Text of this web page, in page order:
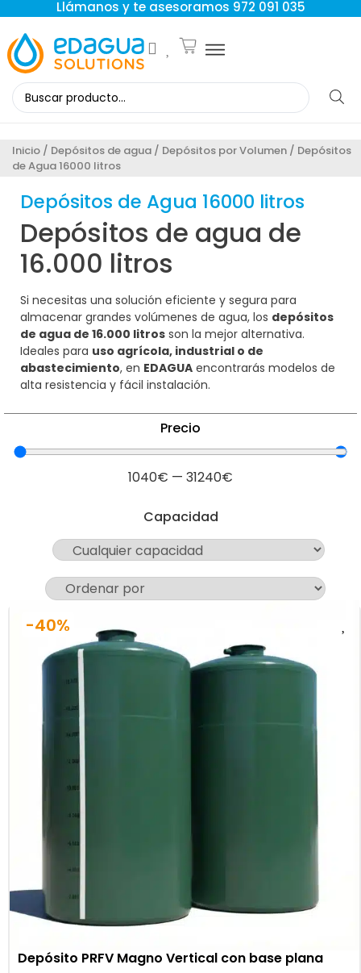
Llámanos y te asesoramos 972 091 035
Inicio / Depósitos de agua / Depósitos por Volumen / Depósitos
de Agua 16000 litros
Depósitos de Agua 16000 litros
Depósitos de agua de
16.000 litros
Si necesitas una solución eficiente y segura para
almacenar grandes volúmenes de agua, los depósitos
de agua de 16.000 litros son la mejor alternativa.
Ideales para uso agrícola, industrial o de
abastecimiento, en EDAGUA encontrarás modelos de
alta resistencia y fácil instalación.
Precio
1040€ — 31240€
Capacidad
-40%
Depósito PRFV Magno Vertical con base plana